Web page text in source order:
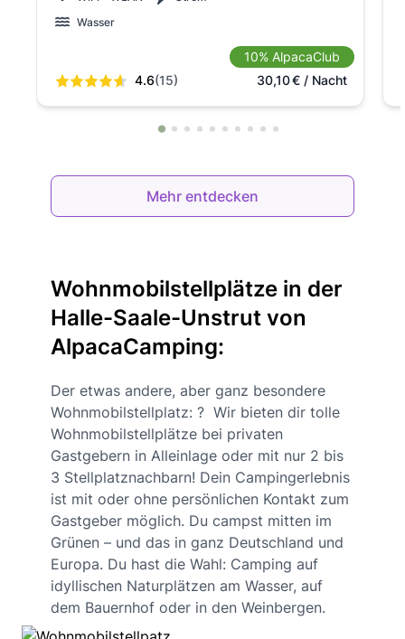
Wasser
4.6(15)
10% AlpacaClub
30,10€/ Nacht
Mehr entdecken
Wohnmobilstellplätze in der
Halle-Saale-Unstrut von
AlpacaCamping:
Der etwas andere, aber ganz besondere
Wohnmobilstellplatz: ? Wir bieten dir tolle
Wohnmobilstellplätze bei privaten
Gastgebern in Alleinlage oder mit nur 2 bis
3 Stellplatznachbarn! Dein Campingerlebnis
ist mit oder ohne persönlichen Kontakt zum
Gastgeber möglich. Du campst mitten im
Grünen – und das in ganz Deutschland und
Europa. Du hast die Wahl: Camping auf
idyllischen Naturplätzen am Wasser, auf
dem Bauernhof oder in den Weinbergen.